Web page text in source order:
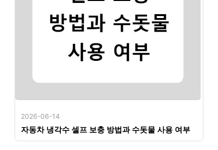
2026-06-14
자동차 냉각수 셀프 보충 방법과 수돗물 사용 여부